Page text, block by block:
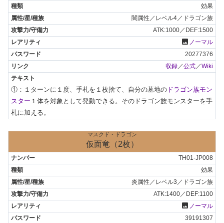
効果
闇属性／レベル4／ドラゴン族
ATK:1000／DEF:1500
photo ノーマル
20277376
収録／公式／Wiki
①：１ターンに１度、手札を１枚捨て、自分の墓地の ドラゴン族モン
スター １体を対象として発動できる。そのドラゴン族モンスターを手
札に加える。
マスクド・ドラゴン
仮面竜（2枚）
TH01-JP008
効果
炎属性／レベル3／ドラゴン族
ATK:1400／DEF:1100
photo ノーマル
39191307